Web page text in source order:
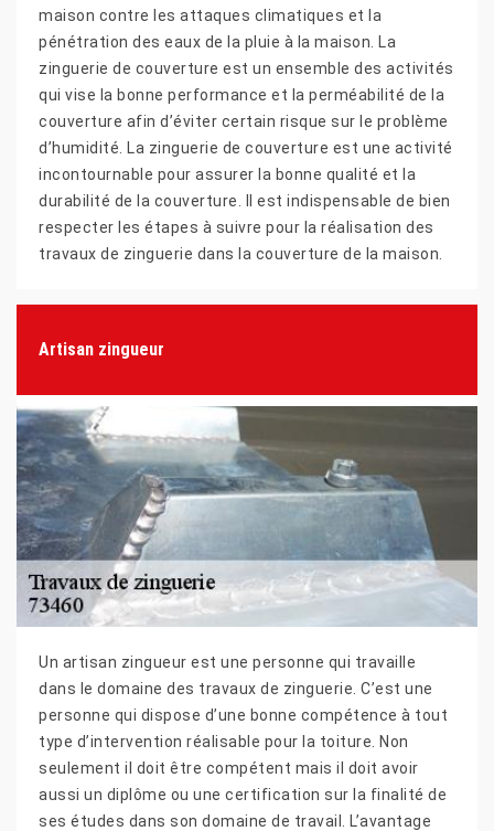
maison contre les attaques climatiques et la
pénétration des eaux de la pluie à la maison. La
zinguerie de couverture est un ensemble des activités
qui vise la bonne performance et la perméabilité de la
couverture afin d’éviter certain risque sur le problème
d’humidité. La zinguerie de couverture est une activité
incontournable pour assurer la bonne qualité et la
durabilité de la couverture. Il est indispensable de bien
respecter les étapes à suivre pour la réalisation des
travaux de zinguerie dans la couverture de la maison.
Artisan zingueur
Un artisan zingueur est une personne qui travaille
dans le domaine des travaux de zinguerie. C’est une
personne qui dispose d’une bonne compétence à tout
type d’intervention réalisable pour la toiture. Non
seulement il doit être compétent mais il doit avoir
aussi un diplôme ou une certification sur la finalité de
ses études dans son domaine de travail. L’avantage